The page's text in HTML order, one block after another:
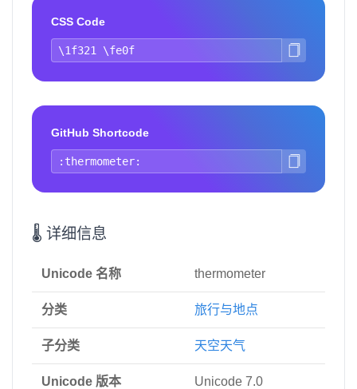
CSS Code
GitHub Shortcode
🌡️ 详细信息
Unicode 名称 thermometer
分类 旅行与地点
子分类 天空天气
Unicode 版本 Unicode 7.0